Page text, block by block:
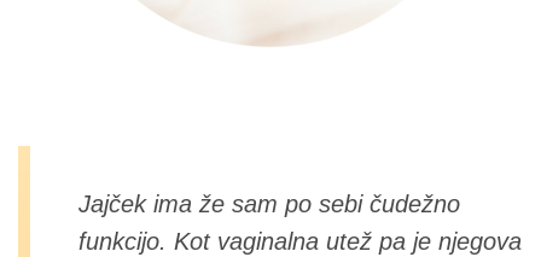
Jajček ima že sam po sebi čudežno
funkcijo. Kot vaginalna utež pa je njegova